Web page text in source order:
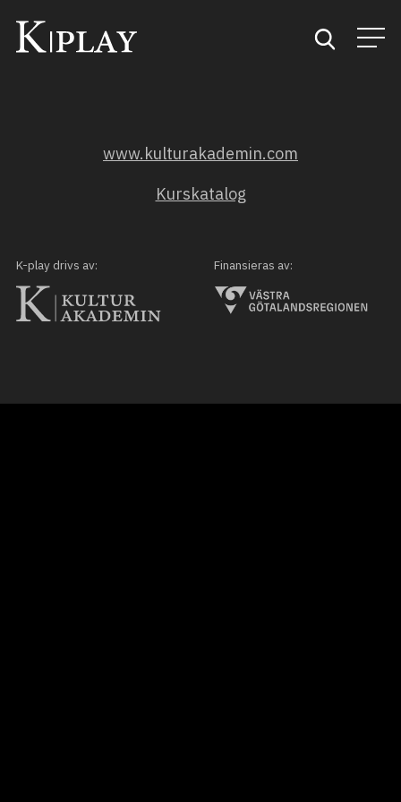
Kategorier
Mina favoriter
www.kulturakademin.com
Kurskatalog
K-play drivs av: Finansieras av: